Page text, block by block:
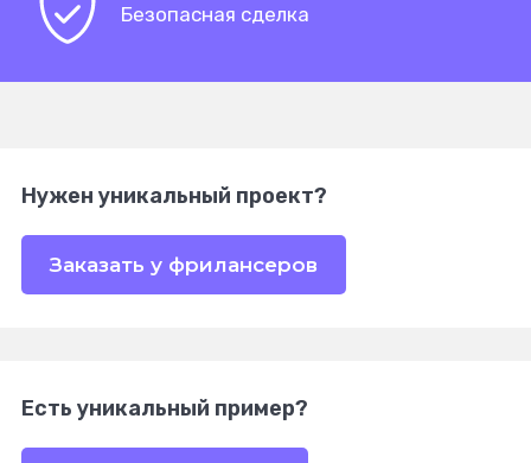
Безопасная сделка
Нужен уникальный проект?
Заказать у фрилансеров
Есть уникальный пример?